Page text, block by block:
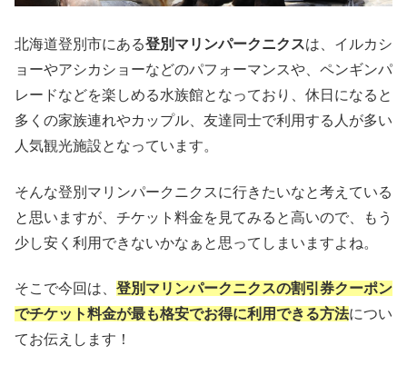
北海道登別市にある登別マリンパークニクスは、イルカシ
ョーやアシカショーなどのパフォーマンスや、ペンギンパ
レードなどを楽しめる水族館となっており、休日になると
多くの家族連れやカップル、友達同士で利用する人が多い
人気観光施設となっています。
そんな登別マリンパークニクスに行きたいなと考えている
と思いますが、チケット料金を見てみると高いので、もう
少し安く利用できないかなぁと思ってしまいますよね。
そこで今回は、 登別マリンパークニクスの割引券クーポン
でチケット料金が最も格安でお得に利用できる方法につい
てお伝えします！